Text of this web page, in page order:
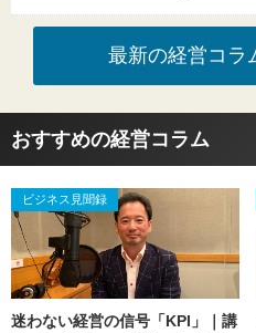
最新の経営コラ
おすすめの経営コラム
ビジネス見聞録
迷わない経営の信号「KPI」｜講